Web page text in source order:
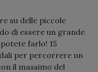
su delle piccole
di essere un grande
farlo! 15
per percorrere un
il massimo del